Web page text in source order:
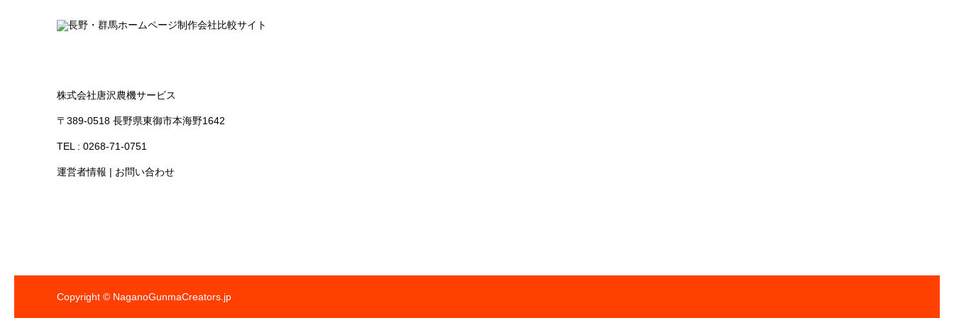
株式会社唐沢農機サービス
〒389-0518 長野県東御市本海野1642
TEL : 0268-71-0751
運営者情報 | お問い合わせ
Copyright © NaganoGunmaCreators.jp